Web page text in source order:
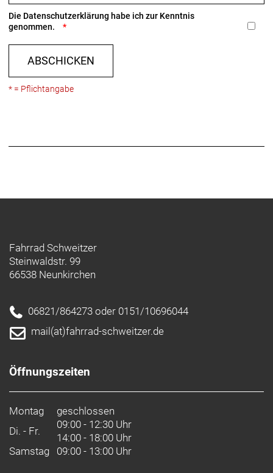
Die Datenschutzerklärung habe ich zur Kenntnis
genommen.
ABSCHICKEN
* = Pflichtangabe
Fahrrad Schweitzer
Steinwaldstr. 99
66538 Neunkirchen
06821/864273 oder 0151/10696044
mail(at)fahrrad-schweitzer.de
Öffnungszeiten
Montag
geschlossen
Di. - Fr.
09:00 - 12:30 Uhr
14:00 - 18:00 Uhr
Samstag 09:00 - 13:00 Uhr